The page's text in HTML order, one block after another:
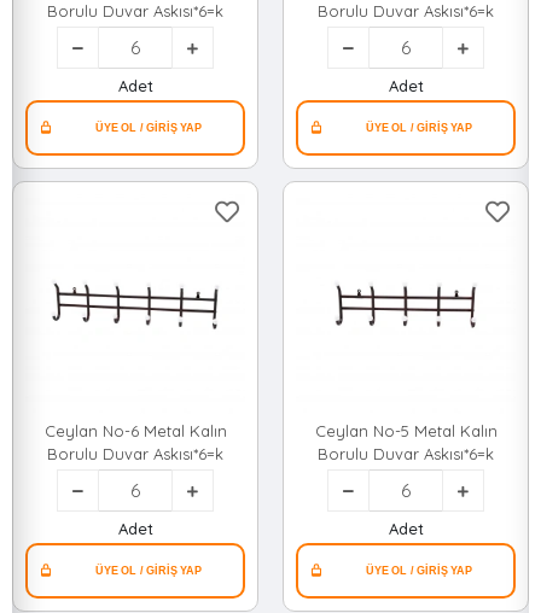
Borulu Duvar Askısı*6=k
Adet
Borulu Duvar Askısı*6=k
Adet
Ceylan No-6 Metal Kalın
Borulu Duvar Askısı*6=k
Adet
Ceylan No-5 Metal Kalın
Borulu Duvar Askısı*6=k
Adet